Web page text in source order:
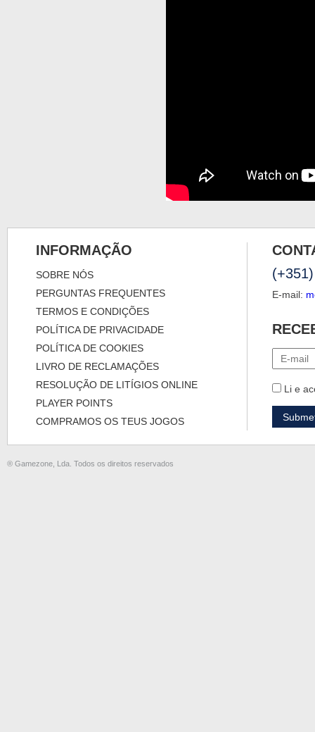
INFORMAÇÃO
SOBRE NÓS
PERGUNTAS FREQUENTES
TERMOS E CONDIÇÕES
POLÍTICA DE PRIVACIDADE
POLÍTICA DE COOKIES
LIVRO DE RECLAMAÇÕES
RESOLUÇÃO DE LITÍGIOS ONLINE
PLAYER POINTS
COMPRAMOS OS TEUS JOGOS
E-mail:
Li e
® Gamezone, Lda. Todos os direitos reservados